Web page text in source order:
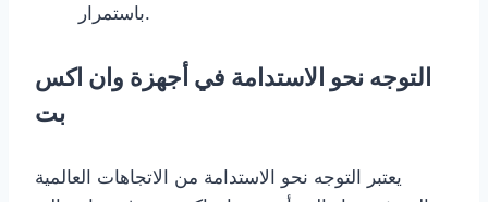
باستمرار.
التوجه نحو الاستدامة في أجهزة وان اكس
بت
يعتبر التوجه نحو الاستدامة من الاتجاهات العالمية